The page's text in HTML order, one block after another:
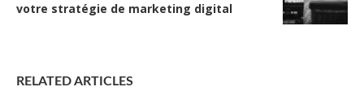
votre stratégie de marketing digital
RELATED ARTICLES